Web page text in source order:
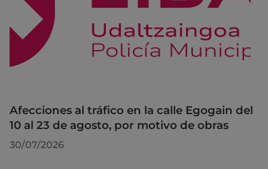
Afecciones al tráfico en la calle Egogain del
10 al 23 de agosto, por motivo de obras
30/07/2026